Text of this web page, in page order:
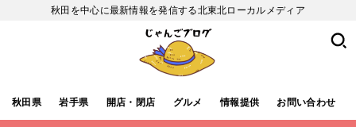
秋田を中心に最新情報を発信する北東北ローカルメディア
秋田県 岩手県 開店・閉店 グルメ 情報提供 お問い合わせ